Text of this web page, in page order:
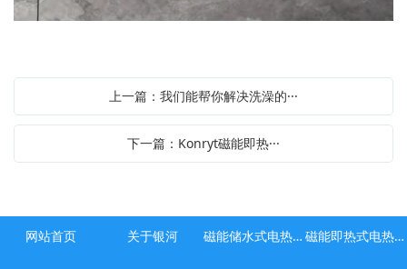
上一篇：我们能帮你解决洗澡的···
下一篇：Konryt磁能即热···
网站首页 关于银河 磁能储水式电热水器 磁能即热式电热水器